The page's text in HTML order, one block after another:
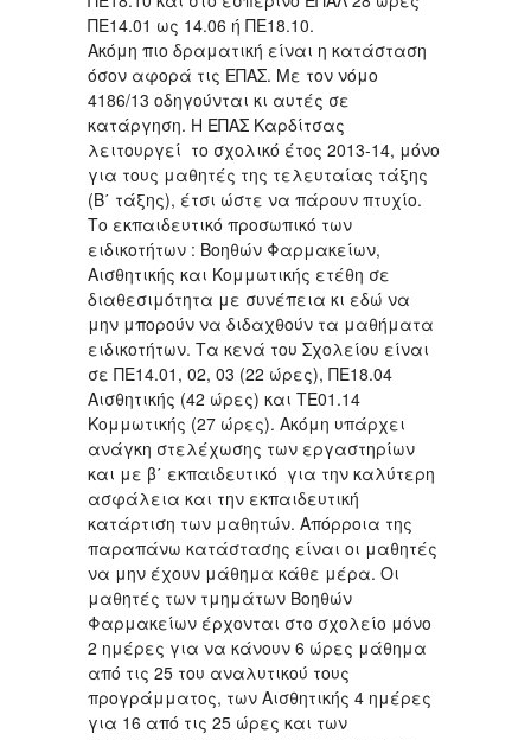
ΠΕ14.01 ως 14.06 ή ΠΕ18.10.
Ακόμη πιο δραματική είναι η κατάσταση
όσον αφορά τις ΕΠΑΣ. Με τον νόμο
4186/13 οδηγούνται κι αυτές σε
κατάργηση. Η ΕΠΑΣ Καρδίτσας
λειτουργεί το σχολικό έτος 2013-14, μόνο
για τους μαθητές της τελευταίας τάξης
(Β΄ τάξης), έτσι ώστε να πάρουν πτυχίο.
Το εκπαιδευτικό προσωπικό των
ειδικοτήτων : Βοηθών Φαρμακείων,
Αισθητικής και Κομμωτικής ετέθη σε
διαθεσιμότητα με συνέπεια κι εδώ να
μην μπορούν να διδαχθούν τα μαθήματα
ειδικοτήτων. Τα κενά του Σχολείου είναι
σε ΠΕ14.01, 02, 03 (22 ώρες), ΠΕ18.04
Αισθητικής (42 ώρες) και ΤΕ01.14
Κομμωτικής (27 ώρες). Ακόμη υπάρχει
ανάγκη στελέχωσης των εργαστηρίων
και με β΄ εκπαιδευτικό για την καλύτερη
ασφάλεια και την εκπαιδευτική
κατάρτιση των μαθητών. Απόρροια της
παραπάνω κατάστασης είναι οι μαθητές
να μην έχουν μάθημα κάθε μέρα. Οι
μαθητές των τμημάτων Βοηθών
Φαρμακείων έρχονται στο σχολείο μόνο
2 ημέρες για να κάνουν 6 ώρες μάθημα
από τις 25 του αναλυτικού τους
προγράμματος, των Αισθητικής 4 ημέρες
για 16 από τις 25 ώρες και των